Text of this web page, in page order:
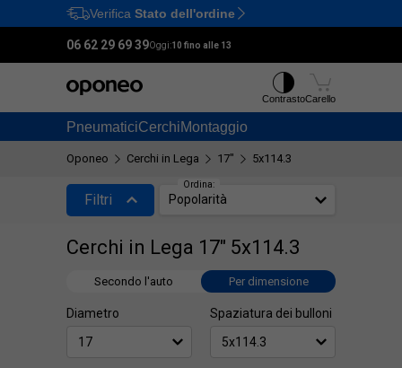
Ctrl M
Verifica Stato dell'ordine
06 62 29 69 39Oggi:10 fino alle 13
PneumaticiCerchiMontaggio
ContrastoCarello
Oponeo Cerchi in Lega 17" 5x114.3
Filtri
Cerchi in Lega 17" 5x114.3
Secondo l'auto Per dimensione
Diametro Spaziatura dei bulloni
Ordina:
Popolarità